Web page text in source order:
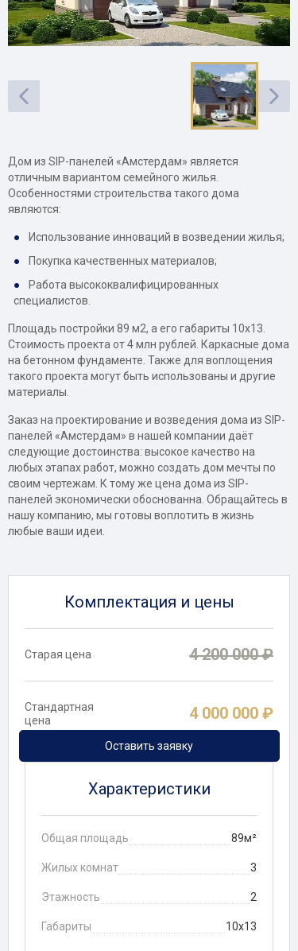
Дом из SIP-панелей «Амстердам» является
отличным вариантом семейного жилья.
Особенностями строительства такого дома
являются:
Использование инноваций в возведении жилья;
Покупка качественных материалов;
Работа высококвалифицированных
специалистов.
Площадь постройки 89 м2, а его габариты 10x13.
Стоимость проекта от 4 млн рублей. Каркасные дома
на бетонном фундаменте. Также для воплощения
такого проекта могут быть использованы и другие
материалы.
Заказ на проектирование и возведения дома из SIP-
панелей «Амстердам» в нашей компании даёт
следующие достоинства: высокое качество на
любых этапах работ, можно создать дом мечты по
своим чертежам. К тому же цена дома из SIP-
панелей экономически обоснованна. Обращайтесь в
нашу компанию, мы готовы воплотить в жизнь
любые ваши идеи.
Комплектация и цены
Старая цена 4 200 000 ₽
Стандартная
цена
4 000 000 ₽
Оставить заявку
Характеристики
Общая площадь 89м²
Жилых комнат 3
Этажность 2
Габариты 10х13